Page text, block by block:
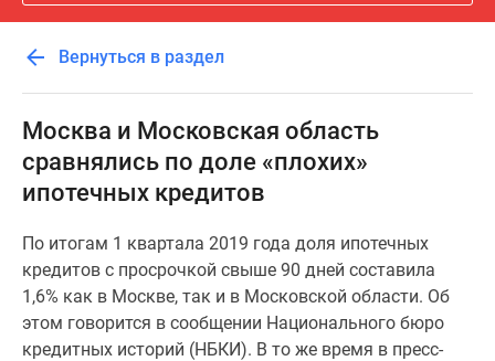
Новостройки
Москвы
Готовые
новостройки
Новостройки
карте
предложения
Коммерческие
помещения
Продавцы
Вернуться в раздел
Москва и Московская область
сравнялись по доле «плохих»
ипотечных кредитов
По итогам 1 квартала 2019 года доля ипотечных
кредитов с просрочкой свыше 90 дней составила
1,6% как в Москве, так и в Московской области. Об
этом говорится в сообщении Национального бюро
кредитных историй (НБКИ). В то же время в пресс-